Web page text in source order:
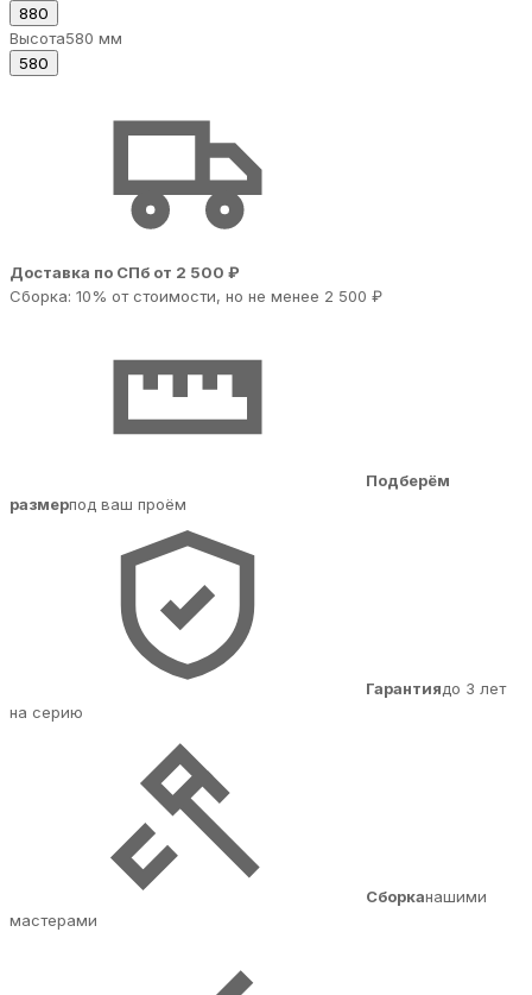
880
Высота580 мм
580
Доставка по СПб от 2 500 ₽
Сборка: 10% от стоимости, но не менее 2 500 ₽
Подберём
размерпод ваш проём
Гарантиядо 3 лет
на серию
Сборканашими
мастерами